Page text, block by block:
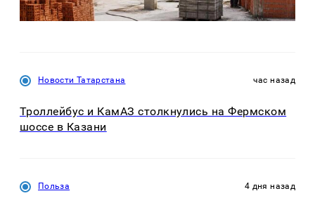
Новости Татарстана час назад
Троллейбус и КамАЗ столкнулись на Фермском
шоссе в Казани
Польза 4 дня назад